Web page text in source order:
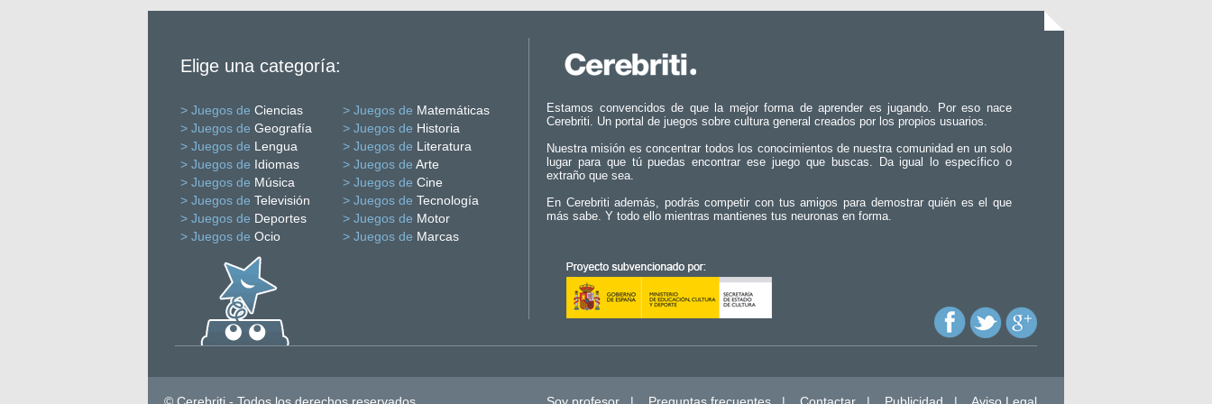
Elige una categoría:
> Juegos de Ciencias > Juegos de Matemáticas
> Juegos de Geografía > Juegos de Historia
> Juegos de Lengua > Juegos de Literatura
> Juegos de Idiomas > Juegos de Arte
> Juegos de Música > Juegos de Cine
> Juegos de Televisión > Juegos de Tecnología
> Juegos de Deportes > Juegos de Motor
> Juegos de Ocio > Juegos de Marcas
Estamos convencidos de que la mejor forma de aprender es jugando. Por eso nace
Cerebriti. Un portal de juegos sobre cultura general creados por los propios usuarios.
Nuestra misión es concentrar todos los conocimientos de nuestra comunidad en un solo
lugar para que tú puedas encontrar ese juego que buscas. Da igual lo específico o
extraño que sea.
En Cerebriti además, podrás competir con tus amigos para demostrar quién es el que
más sabe. Y todo ello mientras mantienes tus neuronas en forma.